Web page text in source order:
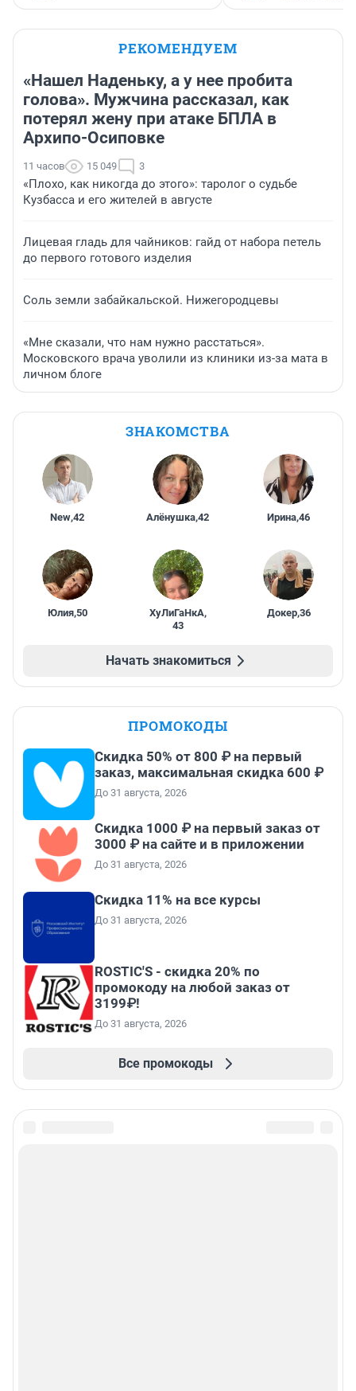
РЕКОМЕНДУЕМ
«Нашел Наденьку, а у нее пробита
голова». Мужчина рассказал, как
потерял жену при атаке БПЛА в
Архипо-Осиповке
11 часов 15 049 3
«Плохо, как никогда до этого»: таролог о судьбе
Кузбасса и его жителей в августе
Лицевая гладь для чайников: гайд от набора петель
до первого готового изделия
Соль земли забайкальской. Нижегородцевы
«Мне сказали, что нам нужно расстаться».
Московского врача уволили из клиники из-за мата в
личном блоге
ЗНАКОМСТВА
New,42 Алёнушка,42 Ирина,46
Юлия,50 ХуЛиГаНкА,
43
Докер,36
Начать знакомиться
ПРОМОКОДЫ
Скидка 50% от 800 ₽ на первый
заказ, максимальная скидка 600 ₽
До 31 августа, 2026
Скидка 1000 ₽ на первый заказ от
3000 ₽ на сайте и в приложении
До 31 августа, 2026
Скидка 11% на все курсы
До 31 августа, 2026
ROSTIC'S - скидка 20% по
промокоду на любой заказ от
3199₽!
До 31 августа, 2026
Все промокоды